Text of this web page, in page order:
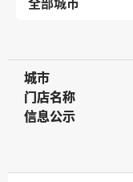
城市
城市
门店名称
门店名称
信息公示
信息公示